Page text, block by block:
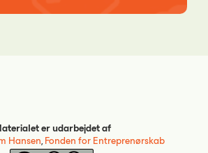
er udarbejdet af
Hansen Fonden for Entreprenørskab